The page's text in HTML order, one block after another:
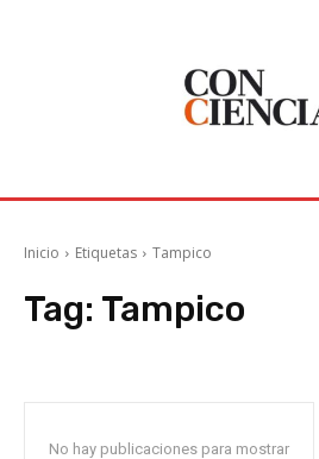
Inicio Etiquetas Tampico
Tag: Tampico
No hay publicaciones para mostrar